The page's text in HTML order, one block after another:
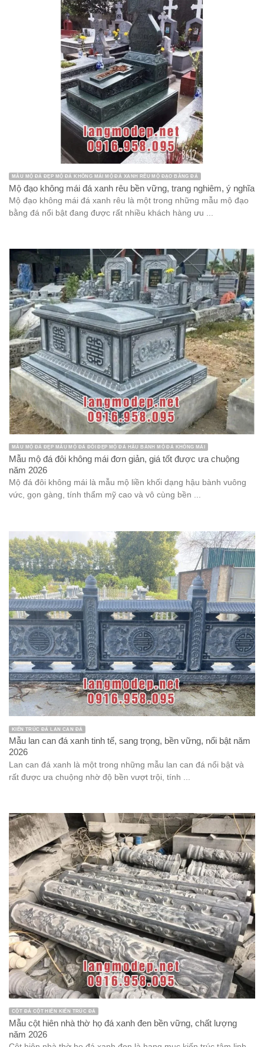
rất được ưa chuộng nhờ độ bền vượt trội, tính ...
Mẫu cột hiên nhà thờ họ đá xanh đen bền vững, chất lượng
năm 2026
Cột hiên nhà thờ họ đá xanh đen là hạng mục kiến trúc tâm linh
nổi bật tại Ninh Bình, thường được chế tác nguyên ...
Đỉnh hương công giáo đá xanh rêu bền vững, chất lượng năm
2026
Đỉnh hương công giáo đá xanh rêu là một trong những vật phẩm
tâm linh được thiết kế dành riêng cho những người theo đạo ...
Mẫu mộ tam cấp đá 1 mái đao tinh tế, chất lượng năm 2026
Mộ tam cấp đá 1 mái đao là một trong những sản phẩm đá mỹ
nghệ rất được ưa chuộng trong lĩnh vực xây dựng ...
Danh mục
bàn ghế đá
Bàn lễ đá
Bàn thờ thiên bằng đá
bia đá
Chân tảng đá